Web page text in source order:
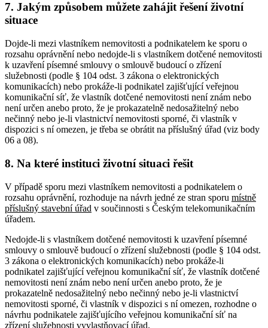
7. Jakým způsobem můžete zahájit řešení životní
situace
Dojde-li mezi vlastníkem nemovitosti a podnikatelem ke sporu o
rozsahu oprávnění nebo nedojde-li s vlastníkem dotčené nemovitosti
k uzavření písemné smlouvy o smlouvě budoucí o zřízení
služebnosti (podle § 104 odst. 3 zákona o elektronických
komunikacích) nebo prokáže-li podnikatel zajišťující veřejnou
komunikační síť, že vlastník dotčené nemovitosti není znám nebo
není určen anebo proto, že je prokazatelně nedosažitelný nebo
nečinný nebo je-li vlastnictví nemovitosti sporné, či vlastník v
dispozici s ní omezen, je třeba se obrátit na příslušný úřad (viz body
06 a 08).
8. Na které instituci životní situaci řešit
V případě sporu mezi vlastníkem nemovitosti a podnikatelem o
rozsahu oprávnění, rozhoduje na návrh jedné ze stran sporu místně
příslušný stavební úřad v součinnosti s Českým telekomunikačním
úřadem.
Nedojde-li s vlastníkem dotčené nemovitosti k uzavření písemné
smlouvy o smlouvě budoucí o zřízení služebnosti (podle § 104 odst.
3 zákona o elektronických komunikacích) nebo prokáže-li
podnikatel zajišťující veřejnou komunikační síť, že vlastník dotčené
nemovitosti není znám nebo není určen anebo proto, že je
prokazatelně nedosažitelný nebo nečinný nebo je-li vlastnictví
nemovitosti sporné, či vlastník v dispozici s ní omezen, rozhodne o
návrhu podnikatele zajišťujícího veřejnou komunikační síť na
zřízení služebnosti vyvlastňovací úřad.